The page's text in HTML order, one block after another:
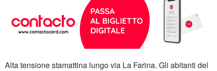
Alta tensione stamattina lungo via La Farina. Gli abitanti del